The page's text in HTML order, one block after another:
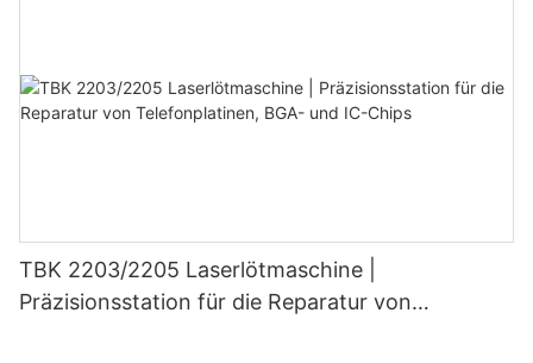
TBK 2203/2205 Laserlötmaschine |
Präzisionsstation für die Reparatur von